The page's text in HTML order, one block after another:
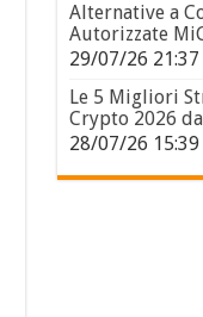
Alternative a
Autorizzate
29/07/26 21:37
Le 5 Migliori
Crypto 2026
28/07/26 15:39